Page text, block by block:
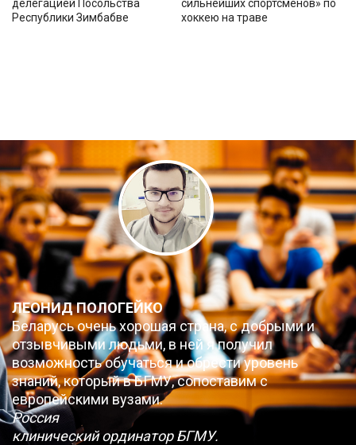
делегацией Посольства
Республики Зимбабве
сильнейших спортсменов» по
хоккею на траве
ЛЕОНИД ПОЛОГЕЙКО
Беларусь очень хорошая страна, с добрыми и
отзывчивыми людьми, в ней я получил
возможность обучаться и обрести уровень
знаний, который в БГМУ, сопоставим с
европейскими вузами.
Россия
клинический ординатор БГМУ.